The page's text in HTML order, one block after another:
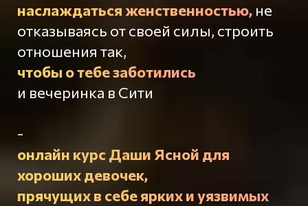
наслаждаться женственностью, не
отказываясь от своей силы, строить
отношения так,
чтобы о тебе заботились
и вечеринка в Сити
-
онлайн курс Даши Ясной для
хороших девочек,
прячущих в себе ярких и уязвимых